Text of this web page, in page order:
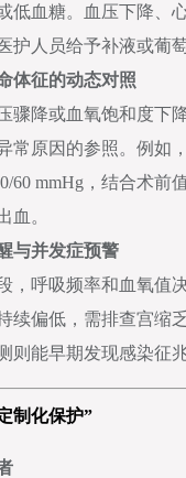
低血糖。血压下降、
护人员给予补液或葡
体征的动态对照
骤降或血氧饱和度下
常原因的参照。例如
60 mmHg，结合术前
血。
与并发症预警
，呼吸频率和血氧值
续偏低，需排查宫缩
则能早期发现感染征兆
制化保护”